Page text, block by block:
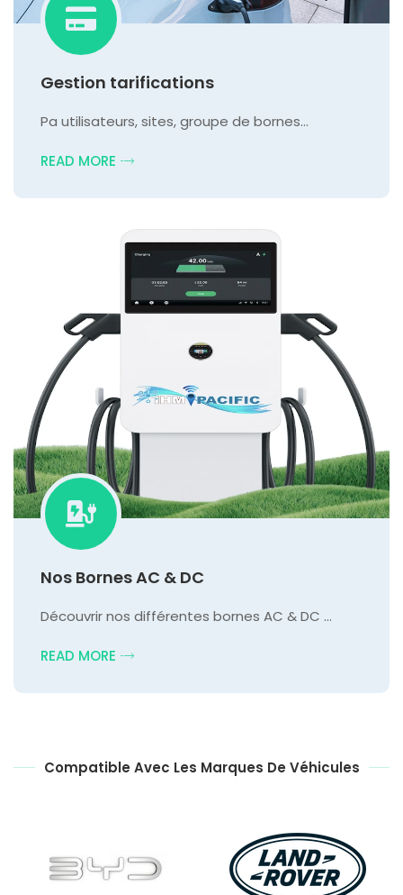
Gestion tarifications
Pa utilisateurs, sites, groupe de bornes…
READ MORE
Nos Bornes AC & DC
Découvrir nos différentes bornes AC & DC …
READ MORE
Compatible Avec Les Marques De Véhicules